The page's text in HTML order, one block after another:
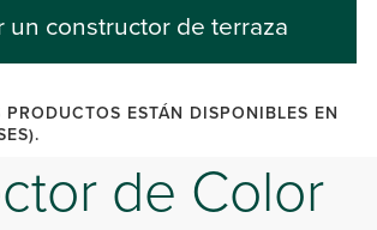
un constructor de terraza
ESTÁN DISPONIBLES EN
de Color